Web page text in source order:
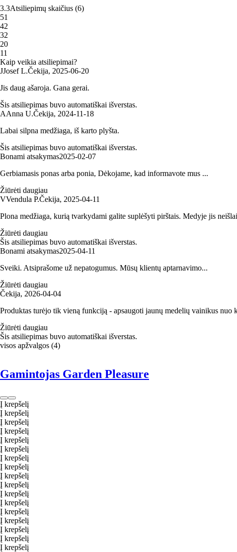
3.3Atsiliepimų skaičius (6)
51
42
32
20
11
Kaip veikia atsiliepimai?
JJosef L.Čekija, 2025‑06‑20
Jis daug ašaroja. Gana gerai.
Šis atsiliepimas buvo automatiškai išverstas.
AAnna U.Čekija, 2024‑11‑18
Labai silpna medžiaga, iš karto plyšta.
Šis atsiliepimas buvo automatiškai išverstas.
Bonami atsakymas2025‑02‑07
Gerbiamasis ponas arba ponia, Dėkojame, kad informavote mus ...
Žiūrėti daugiau
VVendula P.Čekija, 2025‑04‑11
Plona medžiaga, kurią tvarkydami galite suplėšyti pirštais. Medyje jis
Žiūrėti daugiau
Šis atsiliepimas buvo automatiškai išverstas.
Bonami atsakymas2025‑04‑11
Sveiki. Atsiprašome už nepatogumus. Mūsų klientų aptarnavimo...
Žiūrėti daugiau
Čekija, 2026‑04‑04
Produktas turėjo tik vieną funkciją - apsaugoti jaunų medelių vainikus nuo
Žiūrėti daugiau
Šis atsiliepimas buvo automatiškai išverstas.
visos apžvalgos (4)
Gamintojas Garden Pleasure
Į krepšelį
Į krepšelį
Į krepšelį
Į krepšelį
Į krepšelį
Į krepšelį
Į krepšelį
Į krepšelį
Į krepšelį
Į krepšelį
Į krepšelį
Į krepšelį
Į krepšelį
Į krepšelį
Į krepšelį
Į krepšelį
Į krepšelį